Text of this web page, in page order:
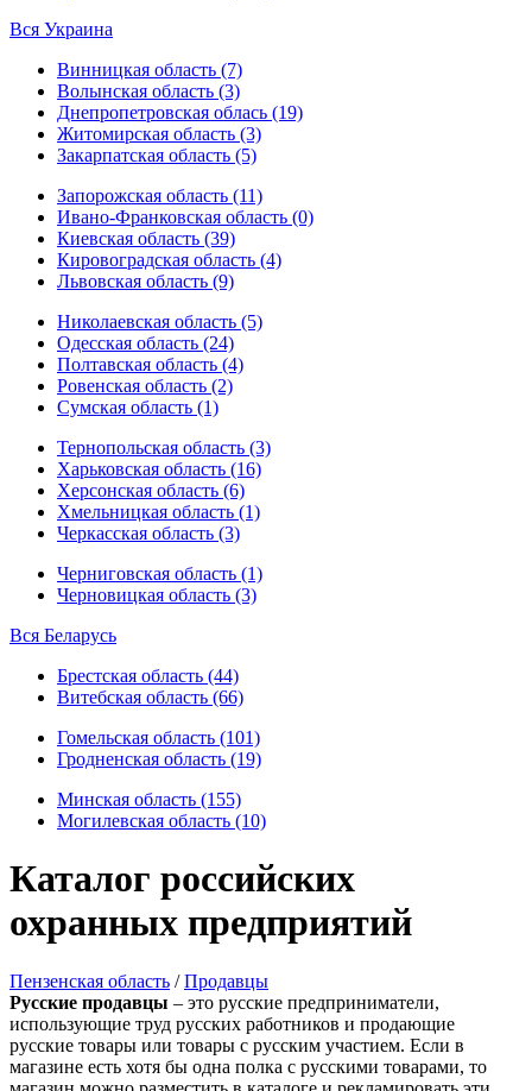
Вся Украина
Винницкая область (7)
Волынская область (3)
Днепропетровская облась (19)
Житомирская область (3)
Закарпатская область (5)
Запорожская область (11)
Ивано-Франковская область (0)
Киевская область (39)
Кировоградская область (4)
Львовская область (9)
Николаевская область (5)
Одесская область (24)
Полтавская область (4)
Ровенская область (2)
Сумская область (1)
Тернопольская область (3)
Харьковская область (16)
Херсонская область (6)
Хмельницкая область (1)
Черкасская область (3)
Черниговская область (1)
Черновицкая область (3)
Вся Беларусь
Брестская область (44)
Витебская область (66)
Гомельская область (101)
Гродненская область (19)
Минская область (155)
Могилевская область (10)
Каталог российских
охранных предприятий
Пензенская область /Продавцы
Русские продавцы – это русские предприниматели,
использующие труд русских работников и продающие
русские товары или товары с русским участием. Если в
магазине есть хотя бы одна полка с русскими товарами, то